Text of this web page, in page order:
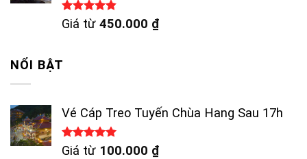
Được xếp
Giá từ 450.000 ₫
NỔI BẬT
Vé Cáp Treo Tuyến Chùa Hang Sau 17h
Được xếp
Giá từ 100.000 ₫